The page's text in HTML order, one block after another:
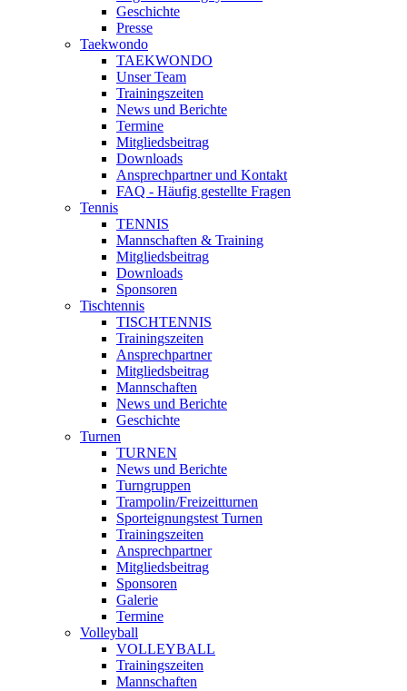
Geschichte
Presse
Taekwondo
TAEKWONDO
Unser Team
Trainingszeiten
News und Berichte
Termine
Mitgliedsbeitrag
Downloads
Ansprechpartner und Kontakt
FAQ - Häufig gestellte Fragen
Tennis
TENNIS
Mannschaften & Training
Mitgliedsbeitrag
Downloads
Sponsoren
Tischtennis
TISCHTENNIS
Trainingszeiten
Ansprechpartner
Mitgliedsbeitrag
Mannschaften
News und Berichte
Geschichte
Turnen
TURNEN
News und Berichte
Turngruppen
Trampolin/Freizeitturnen
Sporteignungstest Turnen
Trainingszeiten
Ansprechpartner
Mitgliedsbeitrag
Sponsoren
Galerie
Termine
Volleyball
VOLLEYBALL
Trainingszeiten
Mannschaften